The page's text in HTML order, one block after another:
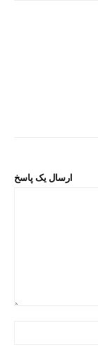
ارسال یک پاسخ